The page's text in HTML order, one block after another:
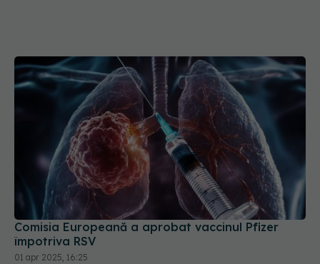
Comisia Europeană a aprobat vaccinul Pfizer
împotriva RSV
01 apr 2025, 16:25